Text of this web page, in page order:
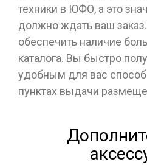
техники в ЮФО, а это
должно ждать ваш
обеспечить наличие
каталога. Вы быстро
удобным для вас
пунктах выдачи